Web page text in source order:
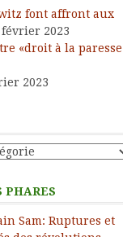
font affront aux
février 2023
«droit à la
2023
PHARES
Sam: Ruptures et